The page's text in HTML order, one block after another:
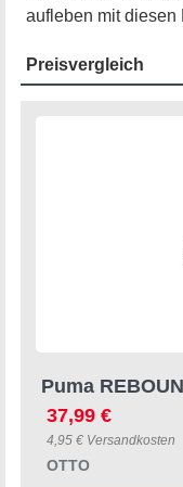
aufleben mit diesen
Preisvergleich
37,99 €
4,95 € Versandkosten
OTTO